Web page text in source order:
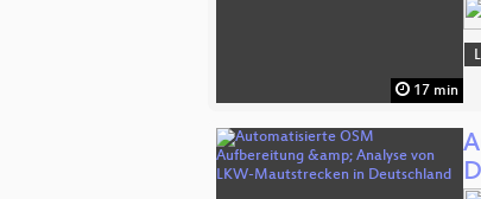
17 min